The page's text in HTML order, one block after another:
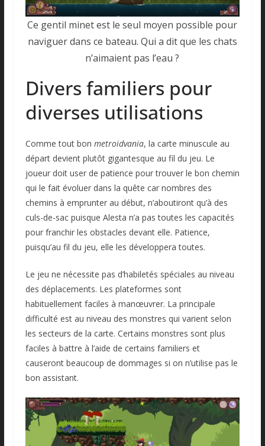
Ce gentil minet est le seul moyen possible pour
naviguer dans ce bateau. Qui a dit que les chats
n’aimaient pas l’eau ?
Divers familiers pour
diverses utilisations
Comme tout bon metroidvania, la carte minuscule au
départ devient plutôt gigantesque au fil du jeu. Le
joueur doit user de patience pour trouver le bon chemin
qui le fait évoluer dans la quête car nombres des
chemins à emprunter au début, n’aboutiront qu’à des
culs-de-sac puisque Alesta n’a pas toutes les capacités
pour franchir les obstacles devant elle. Patience,
puisqu’au fil du jeu, elle les développera toutes.
Le jeu ne nécessite pas d’habiletés spéciales au niveau
des déplacements. Les plateformes sont
habituellement faciles à manœuvrer. La principale
difficulté est au niveau des monstres qui varient selon
les secteurs de la carte. Certains monstres sont plus
faciles à battre à l’aide de certains familiers et
causeront beaucoup de dommages si on n’utilise pas le
bon assistant.